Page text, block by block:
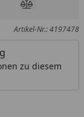
Produkt
Artikel-Nr.: 4197478
zu diesem